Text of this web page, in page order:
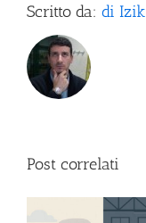
Scritto da: di
Post correlati